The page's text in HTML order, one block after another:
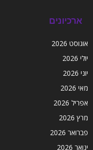
ארכיונים
אוגוסט 2026
יולי 2026
יוני 2026
מאי 2026
אפריל 2026
מרץ 2026
פברואר 2026
ינואר 2026